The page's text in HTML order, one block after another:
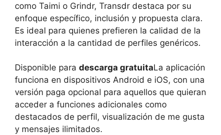
como Taimi o Grindr, Transdr destaca por su
enfoque específico, inclusión y propuesta clara.
Es ideal para quienes prefieren la calidad de la
interacción a la cantidad de perfiles genéricos.
Disponible para descarga gratuitaLa aplicación
funciona en dispositivos Android e iOS, con una
versión paga opcional para aquellos que quieran
acceder a funciones adicionales como
destacados de perfil, visualización de me gusta
y mensajes ilimitados.